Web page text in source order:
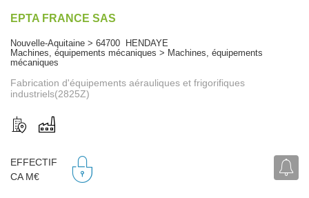
EPTA FRANCE SAS
Nouvelle-Aquitaine > 64700 HENDAYE
Machines, équipements mécaniques > Machines, équipements
mécaniques
Fabrication d'équipements aérauliques et frigorifiques
industriels(2825Z)
EFFECTIF
CA M€